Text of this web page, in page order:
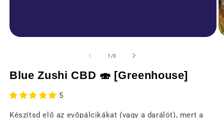
ablakban
1 /of
3
Blue Zushi CBD 🍣 [Greenhouse]
5
Készítsd elő az evőpálcikákat (vagy a darálót), mert a